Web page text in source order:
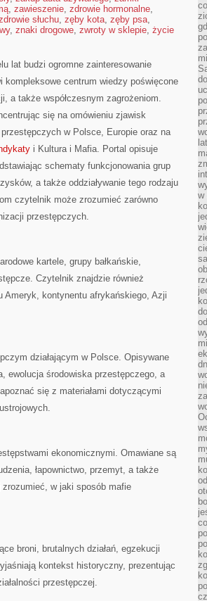
, zawieszenie, zdrowie hormonalne,
słuchu, zęby kota, zęby psa,
, znaki drogowe, zwroty w sklepie, życie
lat budzi ogromne zainteresowanie
kompleksowe centrum wiedzy poświęcone
a także współczesnym zagrożeniom.
się na omówieniu zjawisk
w Polsce, Europie oraz na
i Kultura i Mafia. Portal opisuje
schematy funkcjonowania grup
a także oddziaływanie tego rodzaju
czytelnik może zrozumieć zarówno
przestępczych.
kartele, grupy bałkańskie,
Czytelnik znajdzie również
Ameryk, kontynentu afrykańskiego, Azji
działającym w Polsce. Opisywane
ewolucja środowiska przestępczego, a
się z materiałami dotyczącymi
ekonomicznymi. Omawiane są
łapownictwo, przemyt, a także
w jaki sposób mafie
broni, brutalnych działań, egzekucji
kontekst historyczny, prezentując
przestępczej.
w